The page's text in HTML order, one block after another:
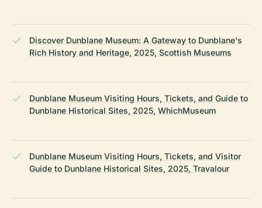
Discover Dunblane Museum: A Gateway to Dunblane's
Rich History and Heritage, 2025, Scottish Museums
Dunblane Museum Visiting Hours, Tickets, and Guide to
Dunblane Historical Sites, 2025, WhichMuseum
Dunblane Museum Visiting Hours, Tickets, and Visitor
Guide to Dunblane Historical Sites, 2025, Travalour